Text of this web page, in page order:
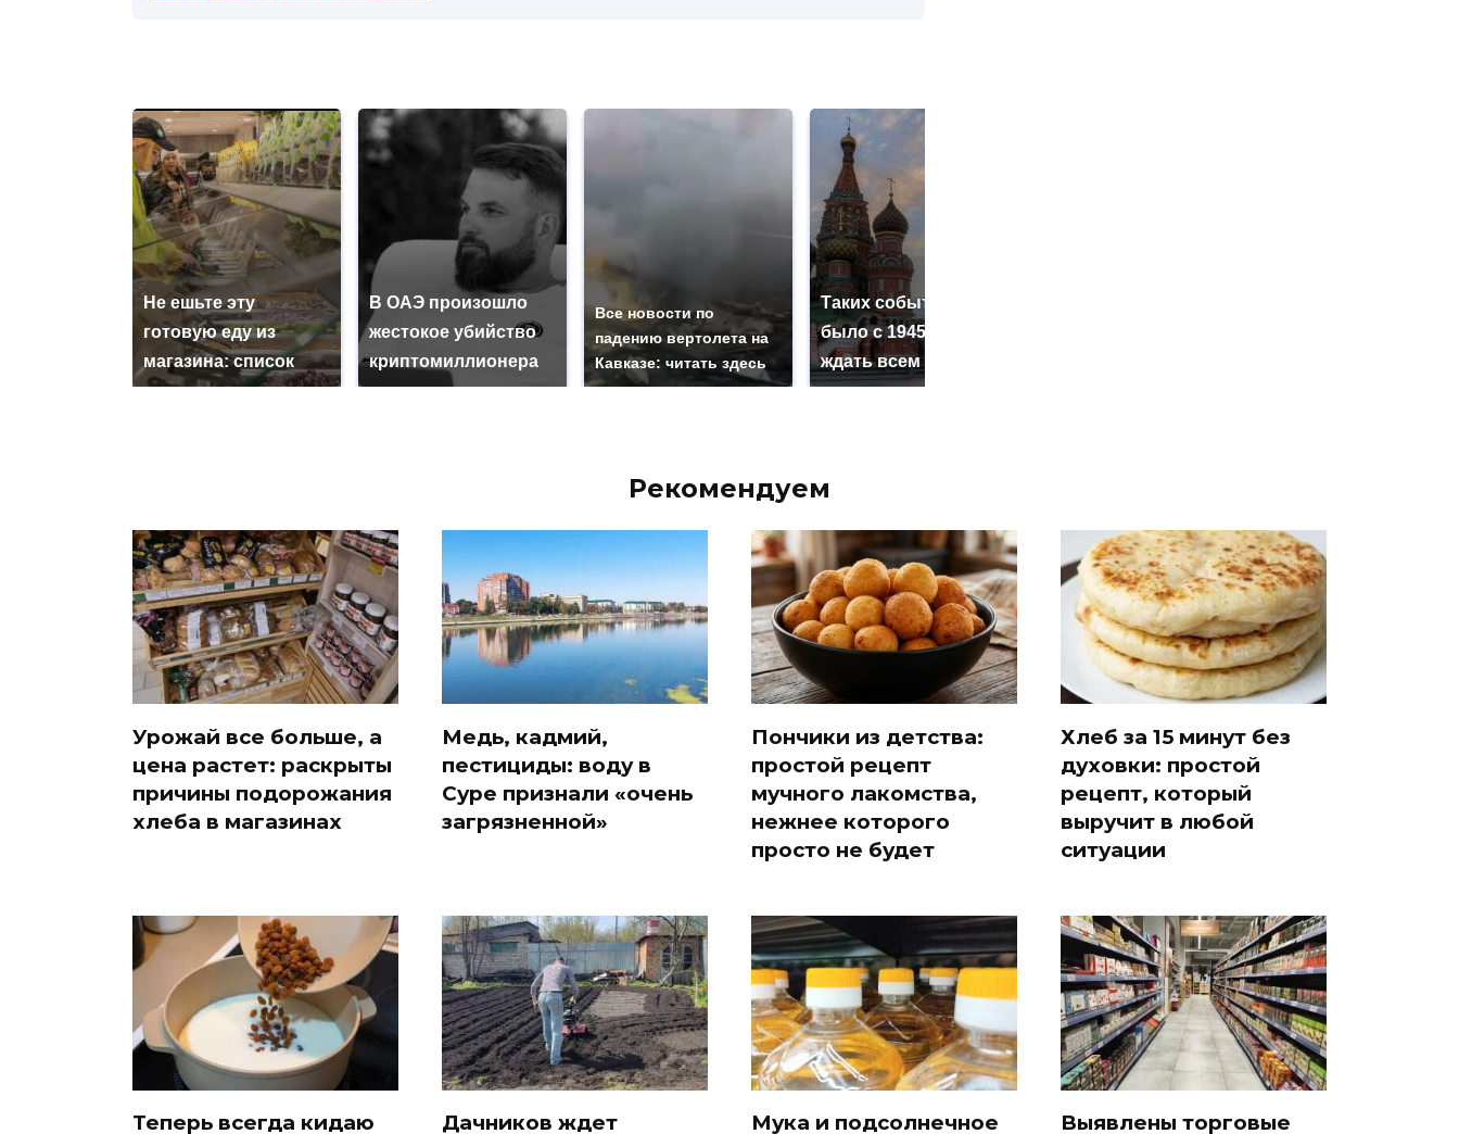
Не ешьте эту
готовую еду из
магазина: список
В ОАЭ произошло
жестокое убийство
криптомиллионера
Все новости по
падению вертолета на
Кавказе: читать здесь
Таких событий не
было с 1945: чего
ждать всем нам?
Рекомендуем
Урожай все больше, а
цена растет: раскрыты
причины подорожания
хлеба в магазинах
Медь, кадмий,
пестициды: воду в
Суре признали «очень
загрязненной»
Пончики из детства:
простой рецепт
мучного лакомства,
нежнее которого
просто не будет
Хлеб за 15 минут без
духовки: простой
рецепт, который
выручит в любой
ситуации
Теперь всегда кидаю Дачников ждет Мука и подсолнечное Выявлены торговые